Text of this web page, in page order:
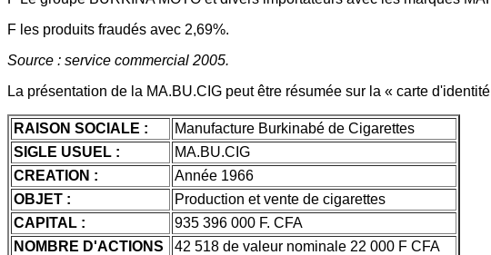
F les produits fraudés avec 2,69%.
Source : service commercial 2005.
La présentation de la MA.BU.CIG peut être résumée sur la « carte
RAISON SOCIALE :
Manufacture Burkinabé de Cigarettes
SIGLE USUEL :
MA.BU.CIG
CREATION :
Année 1966
OBJET :
Production et vente de cigarettes
CAPITAL :
935 396 000 F. CFA
NOMBRE D'ACTIONS
42 518 de valeur nominale 22 000 F CFA